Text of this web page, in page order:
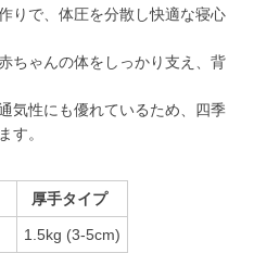
りで、体圧を分散し快適な寝心
ちゃんの体をしっかり支え、背
気性にも優れているため、四季
す。
厚手タイプ
1.5kg (3-5cm)